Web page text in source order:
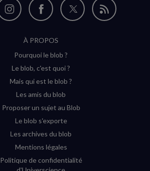
Nous
Instagram
(nouvelle
Nous
sur
Facebook
(nouvelle
Nous
Flux
À PROPOS
Pourquoi le blob ?
Le blob, c'est quoi ?
Mais qui est le blob ?
Les amis du blob
Proposer un sujet au Blob
Le blob s'exporte
Les archives du blob
Mentions légales
Politique de confidentialité